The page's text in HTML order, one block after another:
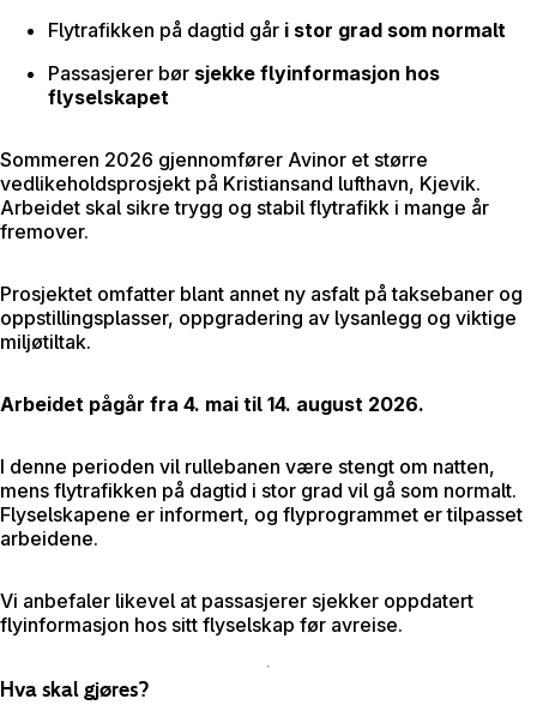
Flytrafikken på dagtid går i stor grad som normalt
Passasjerer bør sjekke flyinformasjon hos
flyselskapet
Sommeren 2026 gjennomfører Avinor et større
vedlikeholdsprosjekt på Kristiansand lufthavn, Kjevik.
Arbeidet skal sikre trygg og stabil flytrafikk i mange år
fremover.
Prosjektet omfatter blant annet ny asfalt på taksebaner og
oppstillingsplasser, oppgradering av lysanlegg og viktige
miljøtiltak.
Arbeidet pågår fra 4. mai til 14. august 2026.
I denne perioden vil rullebanen være stengt om natten,
mens flytrafikken på dagtid i stor grad vil gå som normalt.
Flyselskapene er informert, og flyprogrammet er tilpasset
arbeidene.
Vi anbefaler likevel at passasjerer sjekker oppdatert
flyinformasjon hos sitt flyselskap før avreise.
Hva skal gjøres?